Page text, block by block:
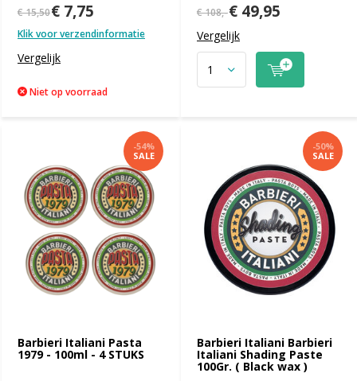
€ 15,50€ 7,75
Klik voor verzendinformatie
Vergelijk
Niet op voorraad
€ 108,-€ 49,95
Vergelijk
Barbieri Italiani Pasta
1979 - 100ml - 4 STUKS
-54%
SALE
Barbieri Italiani Barbieri
Italiani Shading Paste
100Gr. ( Black wax )
-50%
SALE